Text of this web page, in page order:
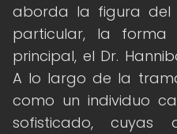
aborda la figura del
particular, la forma
principal, el Dr.
A lo largo de la
como un individuo
sofisticado, cuyas